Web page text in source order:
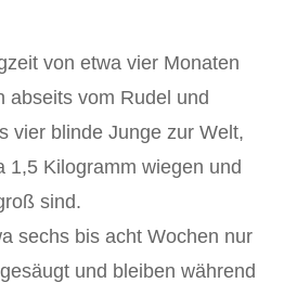
von etwa vier Monaten
abseits vom Rudel und
vier blinde Junge zur Welt,
1,5 Kilogramm wiegen und
sind.
sechs bis acht Wochen nur
und bleiben während